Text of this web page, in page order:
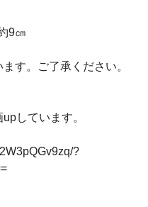
9㎝
す。ご了承ください。
しています。
?